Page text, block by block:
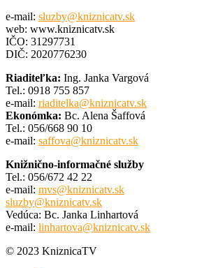
e-mail: sluzby@kniznicatv.sk
web: www.kniznicatv.sk
IČO: 31297731
DIČ: 2020776230
Riaditeľka: Ing. Janka Vargová
Tel.: 0918 755 857
e-mail: riaditelka@kniznicatv.sk
Ekonómka: Bc. Alena Šaffová
Tel.: 056/668 90 10
e-mail: saffova@kniznicatv.sk
Knižnično-informačné služby
Tel.: 056/672 42 22
e-mail: mvs@kniznicatv.sk
sluzby@kniznicatv.sk
Vedúca: Bc. Janka Linhartová
e-mail: linhartova@kniznicatv.sk
© 2023 KniznicaTV